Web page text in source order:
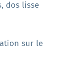
dos lisse
sur le